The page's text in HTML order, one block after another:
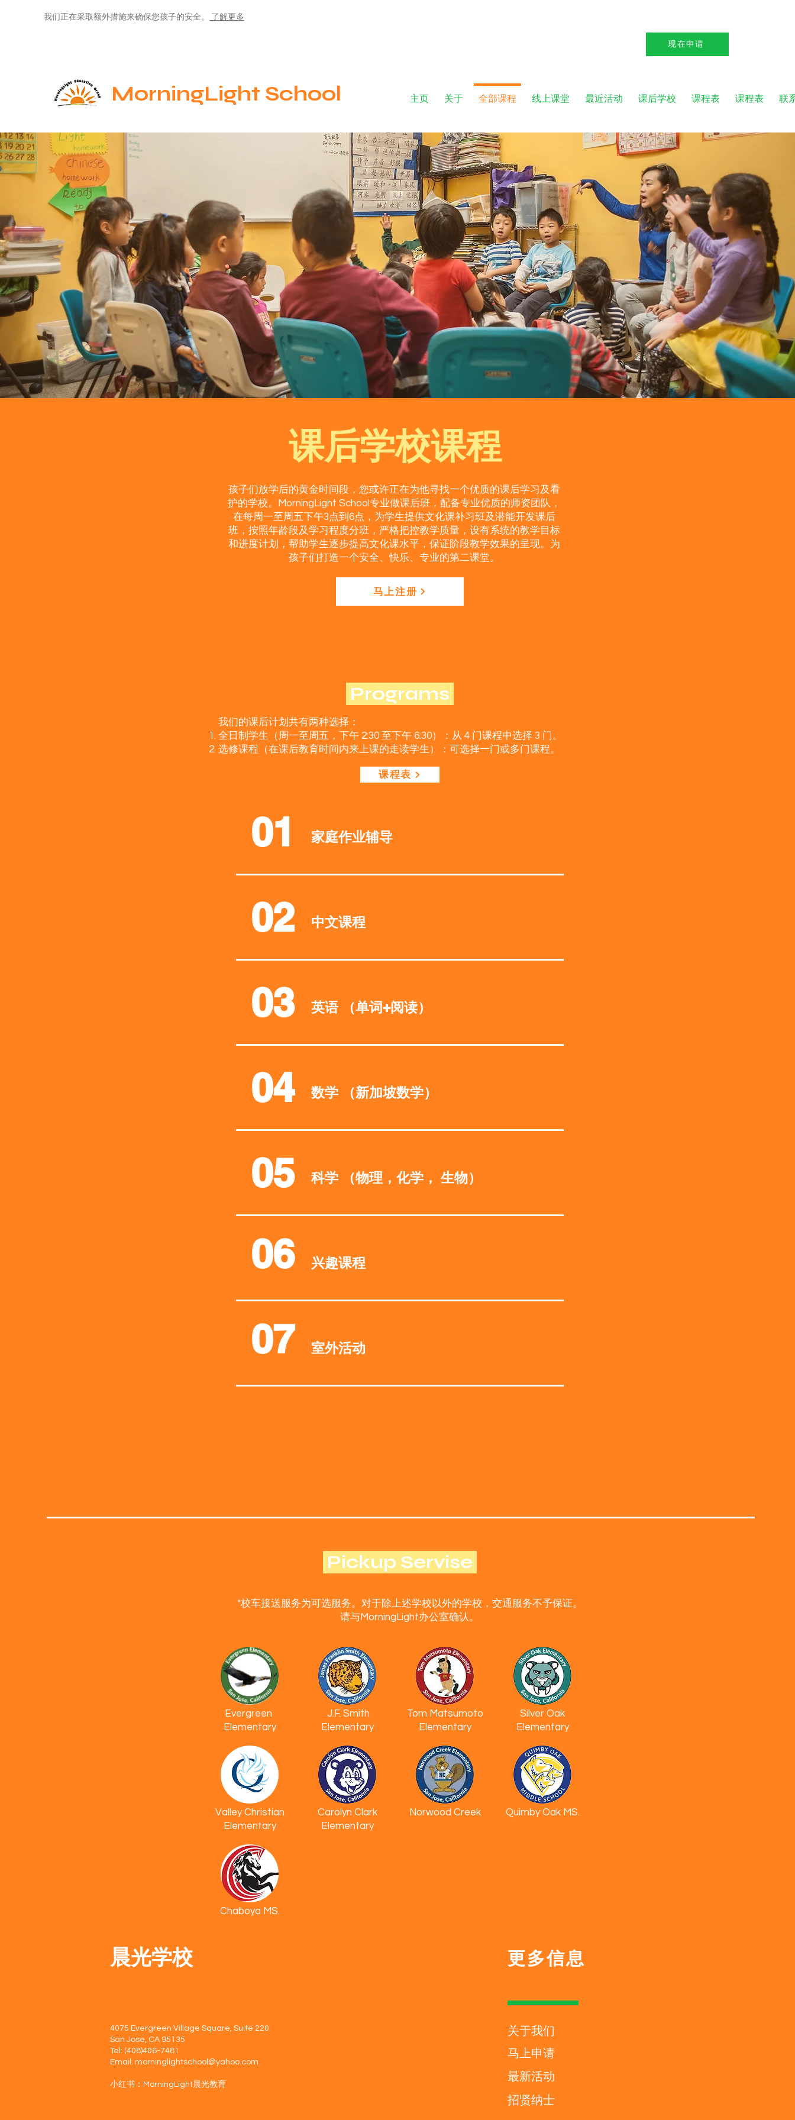
我们正在采取额外措施来确保您孩子的安全。 了解更多
现在申请
MorningLight ​ School 主页 关于 全部课程 线上课堂 最近活动 课后学校 课程表 课程表 联
课后学校课程
孩子们放学后的黄金时间段，您或许正在为他寻找一个优质的课后学习及看
护的学校。MorningLight School专业做课后班，配备专业优质的师资团队，
在每周一至周五下午3点到6点，为学生提供文化课补习班及潜能开发课后
班，按照年龄段及学习程度分班，严格把控教学质量，设有系统的教学目标
和进度计划，帮助学生逐步提高文化课水平，保证阶段教学效果的呈现。为
孩子们打造一个安全、快乐、专业的第二课堂。
马上注册
Programs
我们的课后计划共有两种选择：
全日制学生（周一至周五，下午 2:30 至下午 6:30）：从 4 门课程中选择 3 门。
选修课程（在课后教育时间内来上课的走读学生）：可选择一门或多门课程。
课程表
01 家庭作业辅导
02 中文课程
03 英语 （单词+阅读）
04 ​数学 （新加坡数学）
05 ​科学 （物理，化学， 生物）
06 兴趣课程
07 室外活动
Pickup Servise
*校车接送服务为可选服务。对于除上述学校以外的学校，交通服务不予保证。
请与MorningLight办公室确认。
Evergreen
Elementary
Valley Christian
Elementary
Chaboya MS.
J.F. Smith​
Elementary
Carolyn Clark
Elementary
Tom Matsumoto
Elementary
Norwood Creek
Silver Oak
Elementary​
Quimby Oak MS.
晨光学校 更多信息
4075 Evergreen Village Square, Suite 220
San Jose, CA 95135
Tel: (408)406-7481
Email: morninglightschool@yahoo.com
​​小红书：MorningLight晨光教育
关于我们
马上申请
最新活动
招贤纳士